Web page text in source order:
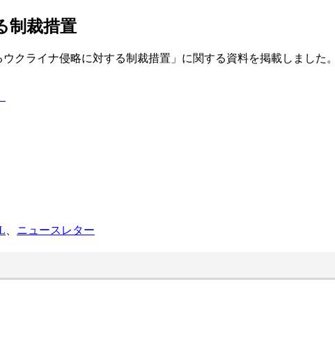
制裁措置
クライナ侵略に対する制裁措置」に関する資料を掲載しました。
ニュースレター